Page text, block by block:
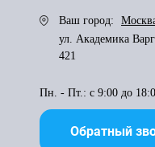
Ваш город:
ул. Академика
421
Пн. - Пт.: с 9:00 до
Обратный